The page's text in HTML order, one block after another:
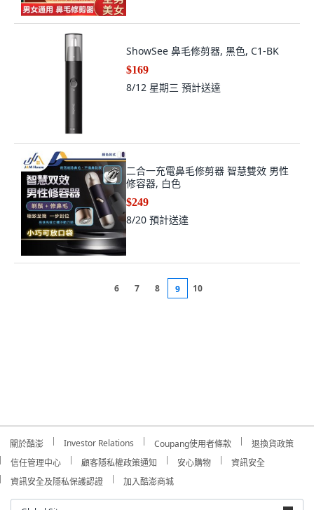
ShowSee 鼻毛修剪器, 黑色, C1-BK
$169
8/12 星期三 預計送達
二合一充電鼻毛修剪器 智慧雙效 男性
修容器, 白色
$249
8/20 預計送達
6 7 8 9 10
關於酷澎 Investor Relations Coupang使用者條款
退換貨政策
信任管理中心
顧客隱私權政策通知 安心購物
資訊安全
資訊安全及隱私保護認證
加入酷澎商城